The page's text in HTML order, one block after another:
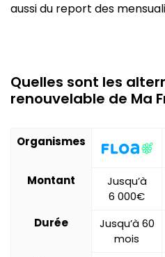
aussi du report des
Quelles sont les
renouvelable de Ma
Organismes
Montant
Jusqu’à
6 000€
Durée
Jusqu’à 60
mois